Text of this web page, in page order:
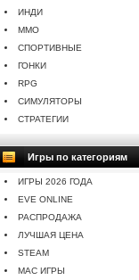
ИНДИ
MMO
СПОРТИВНЫЕ
ГОНКИ
RPG
СИМУЛЯТОРЫ
СТРАТЕГИИ
Игры по категориям
ИГРЫ 2026 ГОДА
EVE ONLINE
РАСПРОДАЖА
ЛУЧШАЯ ЦЕНА
STEAM
MAC ИГРЫ